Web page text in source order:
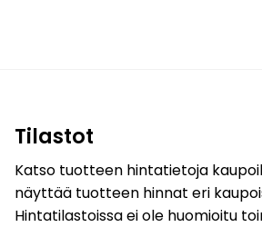
Tilastot
Katso tuotteen hintatietoja
näyttää tuotteen hinnat eri
Hintatilastoissa ei ole huomioitu